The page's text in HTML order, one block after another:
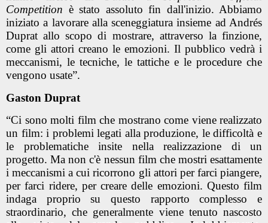
Competition è stato assoluto fin dall'inizio. Abbiamo
iniziato a lavorare alla sceneggiatura insieme ad Andrés
Duprat allo scopo di mostrare, attraverso la finzione,
come gli attori creano le emozioni. Il pubblico vedrà i
meccanismi, le tecniche, le tattiche e le procedure che
vengono usate”.
Gaston Duprat
“Ci sono molti film che mostrano come viene realizzato
un film: i problemi legati alla produzione, le difficoltà e
le problematiche insite nella realizzazione di un
progetto. Ma non c'è nessun film che mostri esattamente
i meccanismi a cui ricorrono gli attori per farci piangere,
per farci ridere, per creare delle emozioni. Questo film
indaga proprio su questo rapporto complesso e
straordinario, che generalmente viene tenuto nascosto